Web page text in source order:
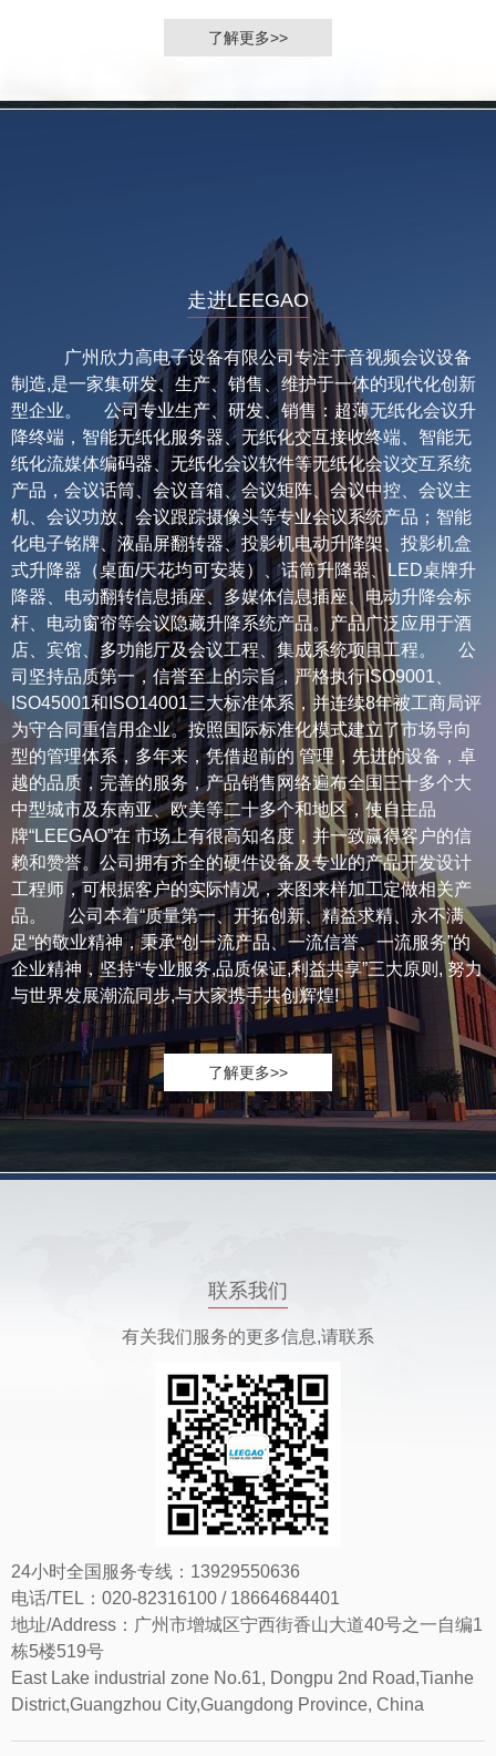
了解更多>>
走进LEEGAO
广州欣力高电子设备有限公司专注于音视频会议设备
制造,是一家集研发、生产、销售、维护于一体的现代化创新
型企业。 公司专业生产、研发、销售：超薄无纸化会议升
降终端，智能无纸化服务器、无纸化交互接收终端、智能无
纸化流媒体编码器、无纸化会议软件等无纸化会议交互系统
产品，会议话筒、会议音箱、会议矩阵、会议中控、会议主
机、会议功放、会议跟踪摄像头等专业会议系统产品；智能
化电子铭牌、液晶屏翻转器、投影机电动升降架、投影机盒
式升降器（桌面/天花均可安装）、话筒升降器、LED桌牌升
降器、电动翻转信息插座、多媒体信息插座、电动升降会标
杆、电动窗帘等会议隐藏升降系统产品。产品广泛应用于酒
店、宾馆、多功能厅及会议工程、集成系统项目工程。 公
司坚持品质第一，信誉至上的宗旨，严格执行ISO9001、
ISO45001和ISO14001三大标准体系，并连续8年被工商局评
为守合同重信用企业。按照国际标准化模式建立了市场导向
型的管理体系，多年来，凭借超前的 管理，先进的设备，卓
越的品质，完善的服务，产品销售网络遍布全国三十多个大
中型城市及东南亚、欧美等二十多个和地区，使自主品
牌“LEEGAO”在 市场上有很高知名度，并一致赢得客户的信
赖和赞誉。公司拥有齐全的硬件设备及专业的产品开发设计
工程师，可根据客户的实际情况，来图来样加工定做相关产
品。 公司本着“质量第一、开拓创新、精益求精、永不满
足“的敬业精神，秉承“创一流产品、一流信誉、一流服务”的
企业精神，坚持“专业服务,品质保证,利益共享”三大原则, 努力
与世界发展潮流同步,与大家携手共创辉煌!
了解更多>>
联系我们
有关我们服务的更多信息,请联系
24小时全国服务专线：13929550636
电话/TEL：020-82316100 / 18664684401
地址/Address：广州市增城区宁西街香山大道40号之一自编1
栋5楼519号
East Lake industrial zone No.61, Dongpu 2nd Road,Tianhe
District,Guangzhou City,Guangdong Province, China